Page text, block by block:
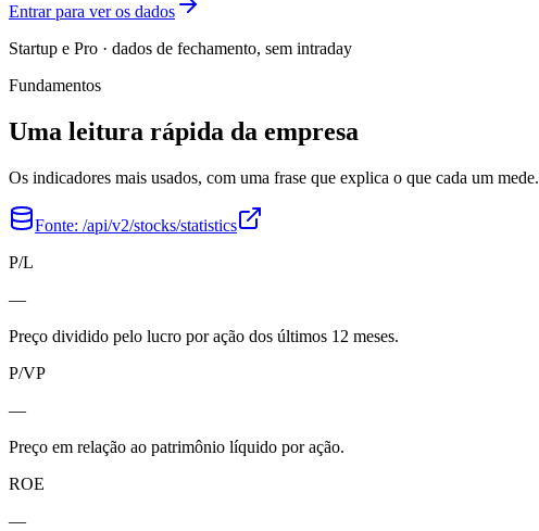
Entrar para ver os dados
Startup e Pro · dados de fechamento, sem intraday
Fundamentos
Uma leitura rápida da empresa
Os indicadores mais usados, com uma frase que explica o que cada um mede.
Fonte: /api/v2/stocks/statistics
P/L
—
Preço dividido pelo lucro por ação dos últimos 12 meses.
P/VP
—
Preço em relação ao patrimônio líquido por ação.
ROE
—